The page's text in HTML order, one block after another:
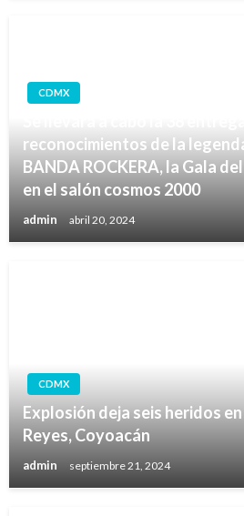
CDMX
reconocimientos de la
BANDA ROCKERA, la Gala
en el salón cosmos 2000
admin abril 20, 2024
CDMX
Explosión deja seis heridos
Reyes, Coyoacán
admin septiembre 21, 2024